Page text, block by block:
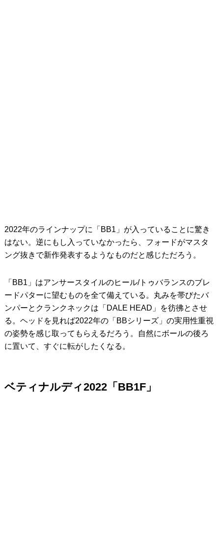
2022年のラインナップに「BB1」が入っていることに驚き
はない。逆にもし入っていなかったら、フォードがマスタ
ング抜きで新作発表するようなものだと感じただろう。
「BB1」はアンサースタイルのヒール/トゥバランスのブレ
ードパターに望むものを全て備えている。丸みを帯びたバ
ンパーとクランクネックは「DALE HEAD」を彷彿とさせ
る。ヘッドを見れば2022年の「BBシリーズ」の実用性重視
の姿勢を感じ取ってもらえるだろう。自然にボールの後ろ
に置いて、すぐに転がしたくなる。
ベティナルディ2022「BB1F」